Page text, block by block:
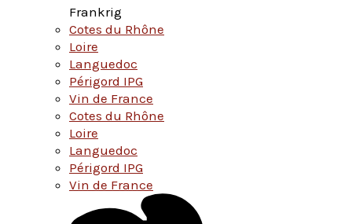
Frankrig
Cotes du Rhône
Loire
Languedoc
Périgord IPG
Vin de France
Cotes du Rhône
Loire
Languedoc
Périgord IPG
Vin de France